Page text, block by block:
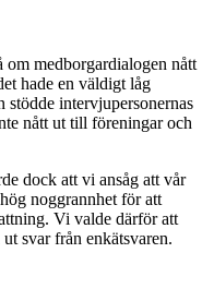
om medborgardialogen nått
hade en väldigt låg
intervjupersonernas
nått ut till föreningar och
dock att vi ansåg att vår
noggrannhet för att
Vi valde därför att
svar från enkätsvaren.